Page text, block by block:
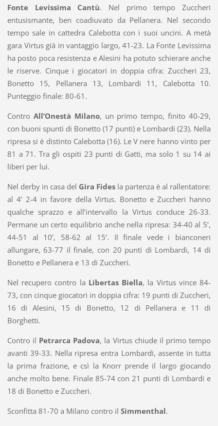
Fonte
Levissima Cantù. Nel primo tempo Zuccheri
entusismante, ben coadiuvato da Pellanera. Nel secondo
tempo sale in cattedra Calebotta con i suoi uncini. A metà
gara Virtus già in vantaggio largo, 41-23. La Fonte Levissima
ha posto poca resistenza e Alesini ha potuto schierare anche
le riserve. Cinque i giocatori in doppia cifra: Zuccheri 23,
Bonetto 15, Pellanera 13, Lombardi 11, Calebotta 10.
Punteggio finale: 80-61.
Contro All’Onestà Milano, un primo tempo, finito 40-29,
con buoni spunti di Bonetto (17 punti) e Lombardi (23). Nella
ripresa si è distinto Calebotta (16). Le V nere hanno vinto per
81 a 71. Tra gli ospiti 23 punti di Gatti, ma solo 1 su 14 ai
liberi per lui.
Nel derby in casa del Gira Fides la partenza è al rallentatore:
al 4’ 2-4 in favore della Virtus. Bonetto e Zuccheri hanno
qualche sprazzo e all’intervallo la Virtus conduce 26-33.
Permane un certo equilibrio anche nella ripresa: 34-40 al 5’,
44-51 al 10’, 58-62 al 15’. Il finale vede i bianconeri
allungare, 63-77 il finale, con 20 punti di Lombardi, 14 di
Bonetto e Pellanera e 13 di Zuccheri.
Nel recupero contro la Libertas Biella, la Virtus vince 84-
73, con cinque giocatori in doppia cifra: 19 punti di Zuccheri,
16 di Alesini, 15 di Bonetto, 12 di Pellanera e 11 di
Borghetti.
Contro il Petrarca Padova, la Virtus chiude il primo tempo
avanti 39-33. Nella ripresa entra Lombardi, assente in tutta
la prima frazione, e csì la Knorr prende il largo giocando
anche molto bene. Finale 85-74 con 21 punti di Lombardi e
18 di Bonetto e Zuccheri.
Sconfitta 81-70 a Milano contro il Simmenthal.